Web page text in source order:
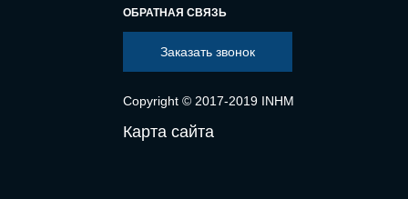
ОБРАТНАЯ СВЯЗЬ
Заказать звонок
Copyright © 2017-2019 INHM
Карта сайта